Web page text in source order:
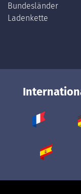
Bundesländer
Ladenkette